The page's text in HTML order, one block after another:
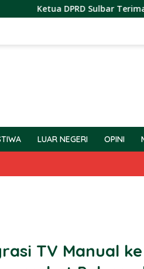
DPRD Sulbar Terima
LUAR NEGERI OPINI
TV Manual ke